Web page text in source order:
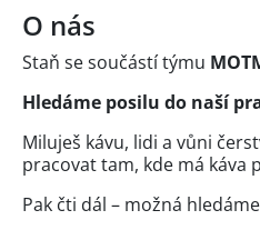
O nás
Staň se součástí týmu
Hledáme posilu do naší
Miluješ kávu, lidi a vůni
pracovat tam, kde má káva
Pak čti dál – možná